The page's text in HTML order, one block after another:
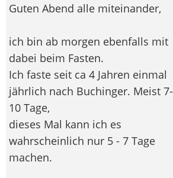
Guten Abend alle miteinander,
ich bin ab morgen ebenfalls mit
dabei beim Fasten.
Ich faste seit ca 4 Jahren einmal
jährlich nach Buchinger. Meist 7-
10 Tage,
dieses Mal kann ich es
wahrscheinlich nur 5 - 7 Tage
machen.